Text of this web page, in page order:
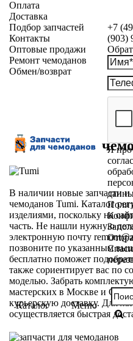
+7
(903)
Я
Каталог Меню
Оплата
Доставка
Подбор запчастей
Контакты
Оптовые продажи
Ремонт чемоданов
Обмен/возврат
Запчасти для
В наличии новые запчасти
чемоданов Tumi. Каталог
изделиями, поскольку на
часть. Не нашли нужную
электронную почту
позвоните по указанным
бесплатно поможет
также сориентирует вас по
моделью. Забрать
мастерских в Москве и
курьерскую доставку. Для
осуществляется быстрая